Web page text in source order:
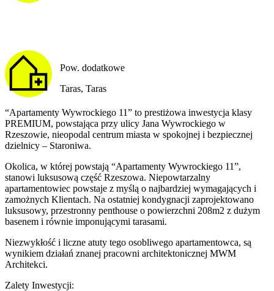
Pow. dodatkowe
Taras, Taras
“Apartamenty Wywrockiego 11” to prestiżowa inwestycja klasy
PREMIUM, powstająca przy ulicy Jana Wywrockiego w
Rzeszowie, nieopodal centrum miasta w spokojnej i bezpiecznej
dzielnicy – Staroniwa.
Okolica, w której powstają “Apartamenty Wywrockiego 11”,
stanowi luksusową część Rzeszowa. Niepowtarzalny
apartamentowiec powstaje z myślą o najbardziej wymagających i
zamożnych Klientach. Na ostatniej kondygnacji zaprojektowano
luksusowy, przestronny penthouse o powierzchni 208m2 z dużym
basenem i równie imponującymi tarasami.
Niezwykłość i liczne atuty tego osobliwego apartamentowca, są
wynikiem działań znanej pracowni architektonicznej MWM
Architekci.
Zalety Inwestycji: